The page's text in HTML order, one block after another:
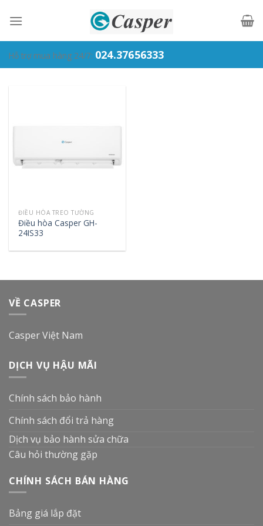
Hỗ trợ mua hàng 24/7: 024.37656333
ĐIỀU HÒA TREO TƯỜNG
Điều hòa Casper GH-
24IS33
VỀ CASPER
Casper Việt Nam
DỊCH VỤ HẬU MÃI
Chính sách bảo hành
Chính sách đổi trả hàng
Dịch vụ bảo hành sửa chữa
Câu hỏi thường gặp
CHÍNH SÁCH BÁN HÀNG
Bảng giá lắp đặt